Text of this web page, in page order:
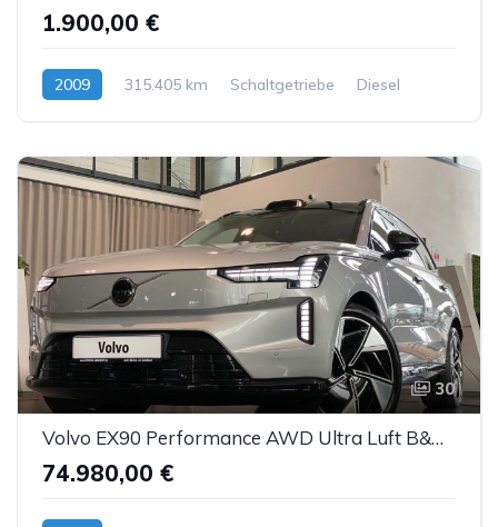
1.900,00 €
2009 315.405 km Schaltgetriebe Diesel
30
Volvo EX90 Performance AWD Ultra Luft B&W ACC AHK 7S
74.980,00 €